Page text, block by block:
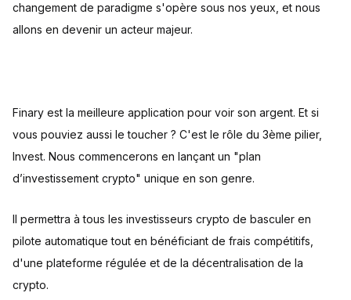
changement de paradigme s'opère sous nos yeux, et nous
allons en devenir un acteur majeur.
Finary est la meilleure application pour voir son argent. Et si
vous pouviez aussi le toucher ? C'est le rôle du 3ème pilier,
Invest. Nous commencerons en lançant un "plan
d’investissement crypto" unique en son genre.
Il permettra à tous les investisseurs crypto de basculer en
pilote automatique tout en bénéficiant de frais compétitifs,
d'une plateforme régulée et de la décentralisation de la
crypto.